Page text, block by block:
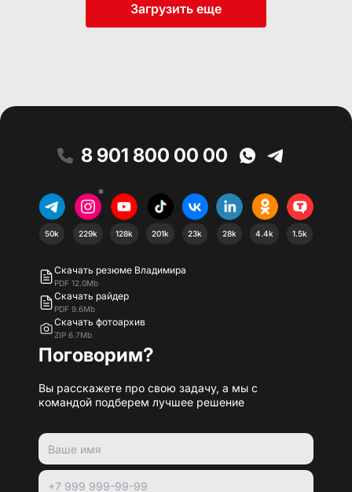
Загрузить еще
8 901 800 00 00
50k
*
229k 128k 201k 23k 28k 4.4k 1.5k
Скачать резюме Владимира
PDF 12.0Mb
Скачать райдер
PDF 9.6Mb
Скачать фотоархив
ZIP 6.7Mb
Поговорим?
Вы расскажете про свою задачу, а мы с
командой подберем лучшее решение